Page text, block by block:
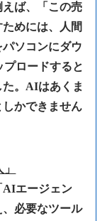
えば、「この売
ためには、人間
ソコンにダウ
ロードすると
。AIはあくま
かできません
AIエージェン
、必要なツール